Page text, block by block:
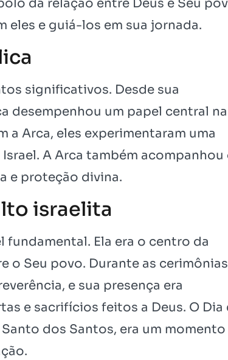
da relação entre Deus e Seu
eles e guiá-los em sua jornada.
significativos. Desde sua
desempenhou um papel central na
Arca, eles experimentaram uma
A Arca também acompanhou
e proteção divina.
israelita
Ela era o centro da
o Seu povo. Durante as cerimônias
e sua presença era
e sacrifícios feitos a Deus. O Dia
dos Santos, era um momento